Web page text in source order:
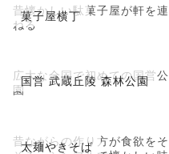
菓子屋横丁
昔懐かしい駄菓子屋が軒を連
ねる
国営 武蔵丘陵 森林公園
広大な全国で初めての国営公
園
太麺やきそば
昔ながらの作り方が食欲をそ